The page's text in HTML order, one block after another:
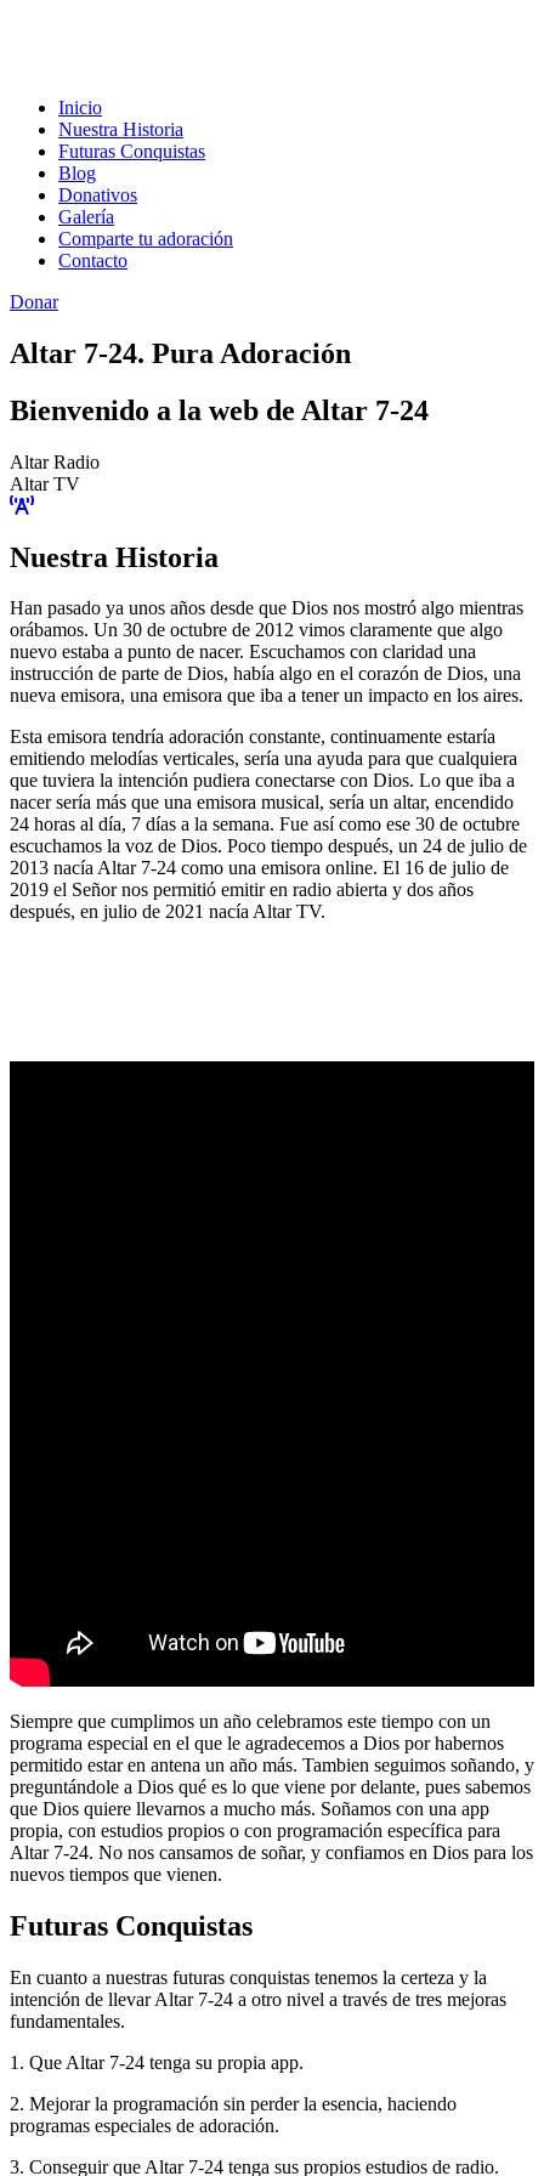
Inicio
Nuestra Historia
Futuras Conquistas
Blog
Donativos
Galería
Comparte tu adoración
Contacto
Donar
Altar 7-24. Pura Adoración
Bienvenido a la web de Altar 7-24
Altar Radio
Altar TV
Nuestra Historia
Han pasado ya unos años desde que Dios nos mostró algo mientras
orábamos. Un 30 de octubre de 2012 vimos claramente que algo
nuevo estaba a punto de nacer. Escuchamos con claridad una
instrucción de parte de Dios, había algo en el corazón de Dios, una
nueva emisora, una emisora que iba a tener un impacto en los aires.
Esta emisora tendría adoración constante, continuamente estaría
emitiendo melodías verticales, sería una ayuda para que cualquiera
que tuviera la intención pudiera conectarse con Dios. Lo que iba a
nacer sería más que una emisora musical, sería un altar, encendido
24 horas al día, 7 días a la semana. Fue así como ese 30 de octubre
escuchamos la voz de Dios. Poco tiempo después, un 24 de julio de
2013 nacía Altar 7-24 como una emisora online. El 16 de julio de
2019 el Señor nos permitió emitir en radio abierta y dos años
después, en julio de 2021 nacía Altar TV.
Siempre que cumplimos un año celebramos este tiempo con un
programa especial en el que le agradecemos a Dios por habernos
permitido estar en antena un año más. Tambien seguimos soñando, y
preguntándole a Dios qué es lo que viene por delante, pues sabemos
que Dios quiere llevarnos a mucho más. Soñamos con una app
propia, con estudios propios o con programación específica para
Altar 7-24. No nos cansamos de soñar, y confiamos en Dios para los
nuevos tiempos que vienen.
Futuras Conquistas
En cuanto a nuestras futuras conquistas tenemos la certeza y la
intención de llevar Altar 7-24 a otro nivel a través de tres mejoras
fundamentales.
1. Que Altar 7-24 tenga su propia app.
2. Mejorar la programación sin perder la esencia, haciendo
programas especiales de adoración.
3. Conseguir que Altar 7-24 tenga sus propios estudios de radio.